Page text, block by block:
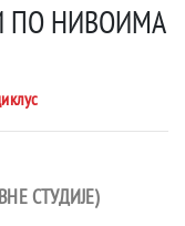
ПО НИВОИМА
СТУДИЈЕ)